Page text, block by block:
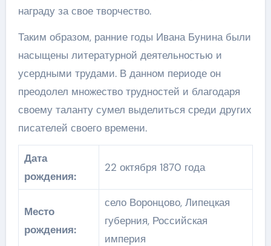
награду за свое творчество.
Таким образом, ранние годы Ивана Бунина были
насыщены литературной деятельностью и
усердными трудами. В данном периоде он
преодолел множество трудностей и благодаря
своему таланту сумел выделиться среди других
писателей своего времени.
Дата
рождения:
22 октября 1870 года
Место
рождения:
село Воронцово, Липецкая
губерния, Российская
империя